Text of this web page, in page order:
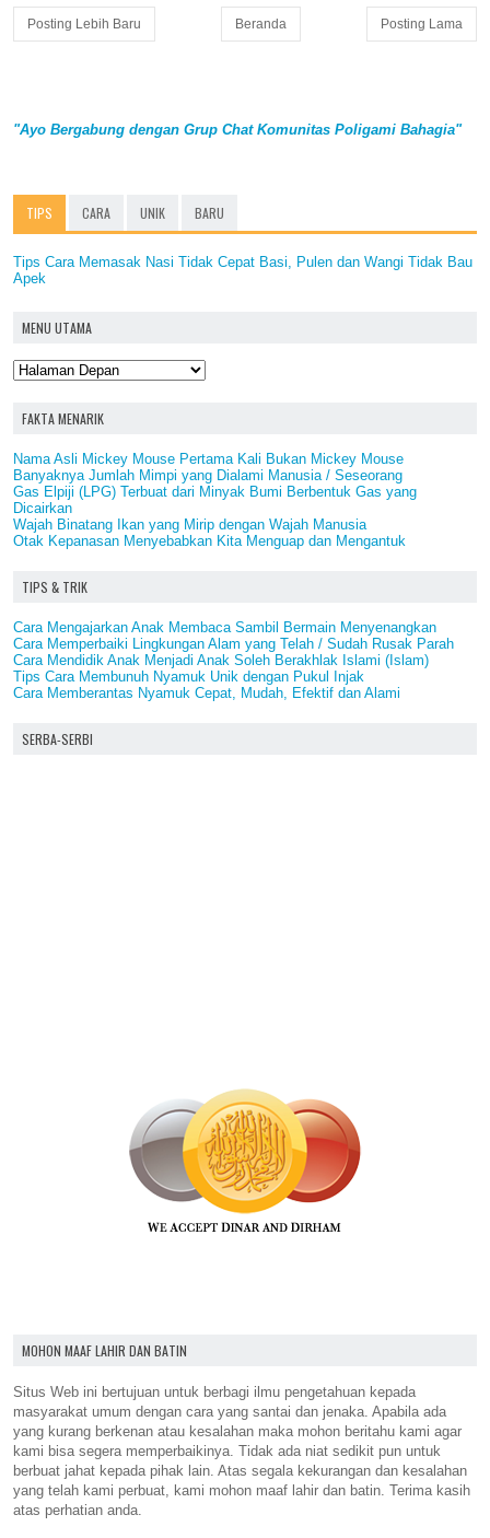
Posting Lebih Baru Posting Lama
Beranda
"Ayo Bergabung dengan Grup Chat Komunitas Poligami Bahagia"
TIPS CARA UNIK BARU
Tips Cara Memasak Nasi Tidak Cepat Basi, Pulen dan Wangi Tidak Bau
Apek
MENU UTAMA
FAKTA MENARIK
Nama Asli Mickey Mouse Pertama Kali Bukan Mickey Mouse
Banyaknya Jumlah Mimpi yang Dialami Manusia / Seseorang
Gas Elpiji (LPG) Terbuat dari Minyak Bumi Berbentuk Gas yang
Dicairkan
Wajah Binatang Ikan yang Mirip dengan Wajah Manusia
Otak Kepanasan Menyebabkan Kita Menguap dan Mengantuk
TIPS & TRIK
Cara Mengajarkan Anak Membaca Sambil Bermain Menyenangkan
Cara Memperbaiki Lingkungan Alam yang Telah / Sudah Rusak Parah
Cara Mendidik Anak Menjadi Anak Soleh Berakhlak Islami (Islam)
Tips Cara Membunuh Nyamuk Unik dengan Pukul Injak
Cara Memberantas Nyamuk Cepat, Mudah, Efektif dan Alami
SERBA-SERBI
MOHON MAAF LAHIR DAN BATIN
Situs Web ini bertujuan untuk berbagi ilmu pengetahuan kepada
masyarakat umum dengan cara yang santai dan jenaka. Apabila ada
yang kurang berkenan atau kesalahan maka mohon beritahu kami agar
kami bisa segera memperbaikinya. Tidak ada niat sedikit pun untuk
berbuat jahat kepada pihak lain. Atas segala kekurangan dan kesalahan
yang telah kami perbuat, kami mohon maaf lahir dan batin. Terima kasih
atas perhatian anda.